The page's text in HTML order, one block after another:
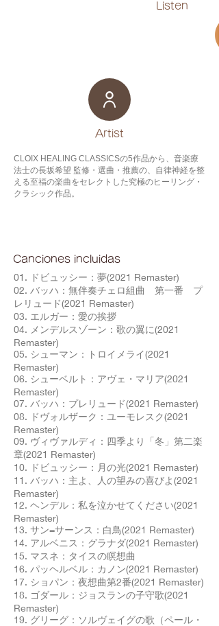
Listen​
​Artist
CLOIX HEALING CLASSICSの5作品から、音楽療
法士の長坂希望 監修・選曲・推薦の、自律神経を整
える至福の楽曲をセレクトした究極のヒーリング・
クラシック作品。
Canciones incluidas
01. ドビュッシー：夢(2021 Remaster)
02. バッハ：無伴奏チェロ組曲 第一番 プ
レリュード(2021 Remaster)
03. エルガー：愛の挨拶
04. メンデルスゾーン：歌の翼に(2021
Remaster)
05. シューマン：トロイメライ(2021
Remaster)
06. シューベルト：アヴェ・マリア(2021
Remaster)
07. バッハ：プレリュード(2021 Remaster)
08. ドヴォルザーク：ユーモレスク(2021
Remaster)
09. ヴィヴァルディ：四季より「冬」第二楽
章(2021 Remaster)
10. ドビュッシー：月の光(2021 Remaster)
11. バッハ：主よ、人の望みの喜びよ(2021
Remaster)
12. ヘンデル：私を泣かせてください(2021
Remaster)
13. サン=サーンス：白鳥(2021 Remaster)
14. アルベニス：グラナダ(2021 Remaster)
15. マスネ：タイスの瞑想曲
16. パッヘルベル：カノン(2021 Remaster)
17. ショパン：夜想曲第2番(2021 Remaster)
18. ゴダール：ジョスランの子守歌(2021
Remaster)
19. グリーグ：ソルヴェイグの歌（ペール・